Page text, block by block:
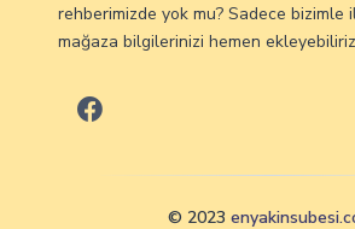
rehberimizde yok mu? Sadece bizimle
mağaza bilgilerinizi hemen
© 2023